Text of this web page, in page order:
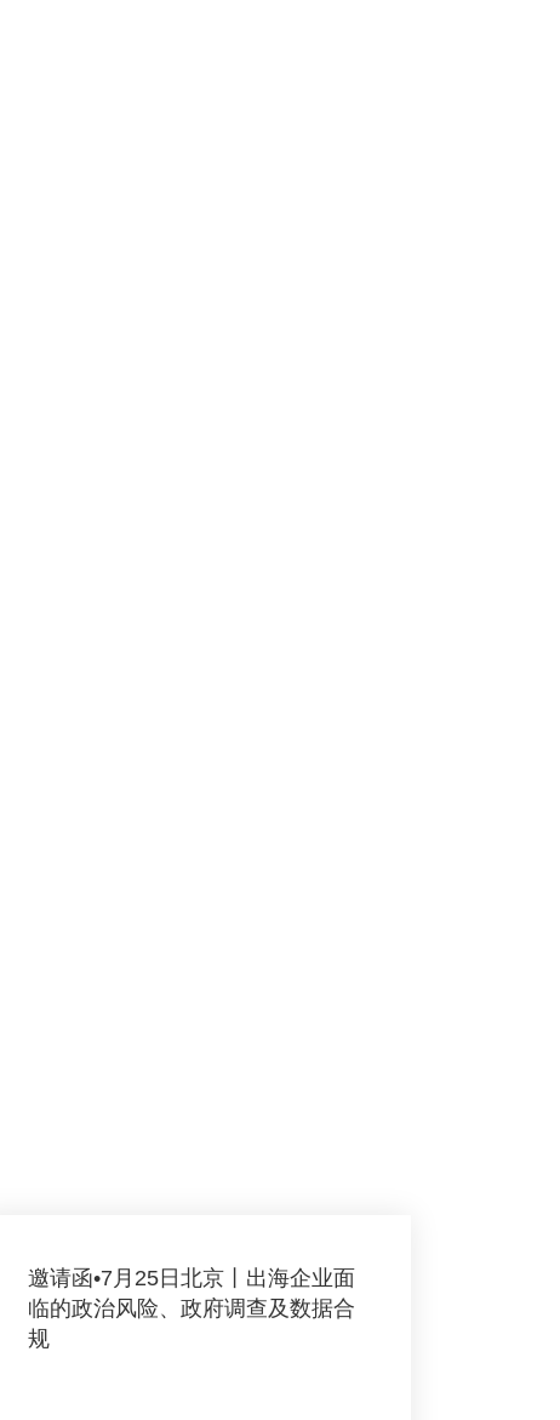
邀请函•7月25日北京丨出海企业面
临的政治风险、政府调查及数据合
规